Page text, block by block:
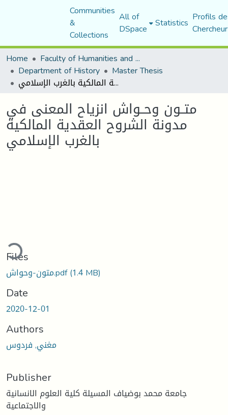
Communities
&
Collections
All of
DSpace Statistics Profils
Home
Faculty of Humanities and Social Sciences
Department of History Master Thesis
متــون وحــواش انزياح المعنى في مدونة الشروح العقدية المالكية بالغرب الإسلامي
متــون وحــواش انزياح المعنى في
مدونة الشروح العقدية المالكية
بالغرب الإسلامي
Files
متون-وحواش.pdf(1.4 MB)
Date
2020-12-01
Authors
مغني, فردوس
Publisher
جامعة محمد بوضياف المسيلة كلية العلوم الانسانية
والاجتماعية